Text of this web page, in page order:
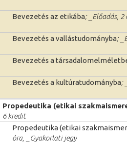
Bevezetés az etikába; _Előadás,
Bevezetés a vallástudományba;
Bevezetés a
Bevezetés a kultúratudományba;
Propedeutika (etikai
6 kredit
Propedeutika (etikai
óra, _Gyakorlati jegy